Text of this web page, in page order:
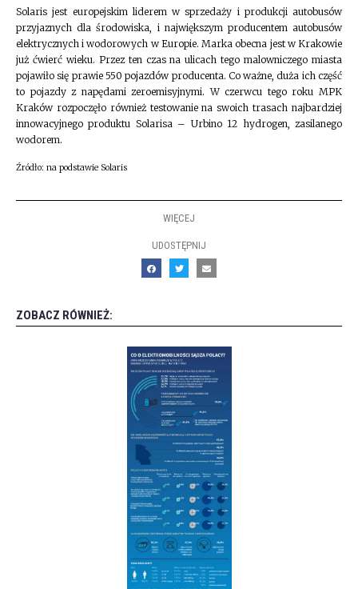
Solaris jest europejskim liderem w sprzedaży i produkcji autobusów
przyjaznych dla środowiska, i największym producentem autobusów
elektrycznych i wodorowych w Europie. Marka obecna jest w Krakowie
już ćwierć wieku. Przez ten czas na ulicach tego malowniczego miasta
pojawiło się prawie 550 pojazdów producenta. Co ważne, duża ich część
to pojazdy z napędami zeroemisyjnymi. W czerwcu tego roku MPK
Kraków rozpoczęło również testowanie na swoich trasach najbardziej
innowacyjnego produktu Solarisa – Urbino 12 hydrogen, zasilanego
wodorem.
Źródło: na podstawie Solaris
WIĘCEJ
UDOSTĘPNIJ
ZOBACZ RÓWNIEŻ: